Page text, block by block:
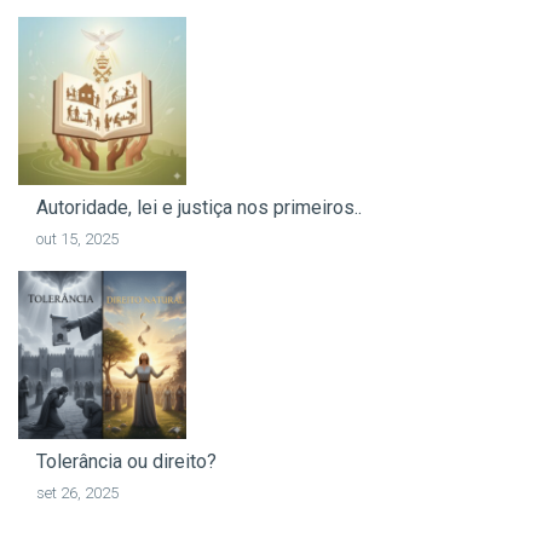
Autoridade, lei e justiça nos primeiros..
out 15, 2025
Tolerância ou direito?
set 26, 2025